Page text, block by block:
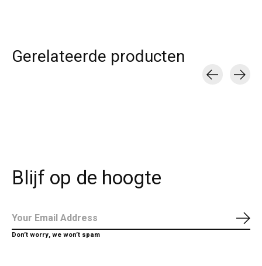
Gerelateerde producten
Blijf op de hoogte
Don’t worry, we won’t spam